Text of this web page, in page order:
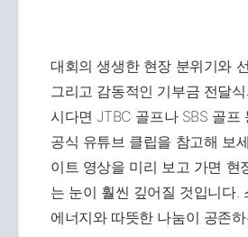
대회의 생생한 현장 분위기와
그리고 감동적인 기부금 전달
시다면 JTBC 골프나 SBS 골프
공식 유튜브 클립을 참고해 보
이트 영상을 미리 보고 가면 현
는 눈이 훨씬 깊어질 것입니다.
에너지와 따뜻한 나눔이 공존